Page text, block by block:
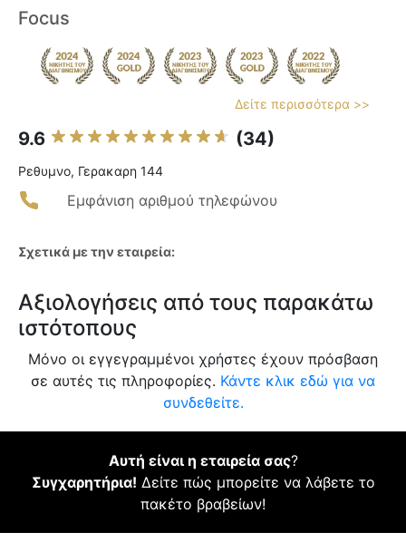
Focus
Δείτε περισσότερα >>
9.6 (34)
Ρεθυμνο, Γερακαρη 144
Εμφάνιση αριθμού τηλεφώνου
Σχετικά με την εταιρεία:
Αξιολογήσεις από τους παρακάτω
ιστότοπους
Μόνο οι εγγεγραμμένοι χρήστες έχουν πρόσβαση
σε αυτές τις πληροφορίες. Κάντε κλικ εδώ για να
συνδεθείτε.
Αυτή είναι η εταιρεία σας?
Συγχαρητήρια! Δείτε πώς μπορείτε να λάβετε το
πακέτο βραβείων!